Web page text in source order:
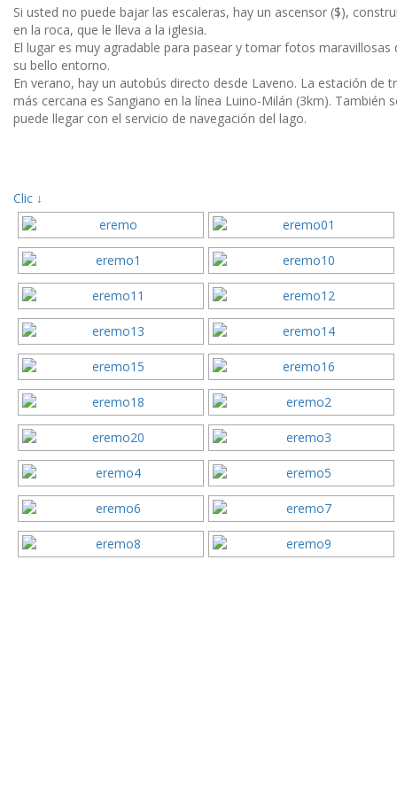
Si usted no puede bajar las escaleras, hay un ascensor ($),
en la roca, que le lleva a la iglesia.
El lugar es muy agradable para pasear y tomar fotos maravillosas
su bello entorno.
En verano, hay un autobús directo desde Laveno. La estación de
más cercana es Sangiano en la línea Luino-Milán (3km). También
puede llegar con el servicio de navegación del lago.
Clic ↓